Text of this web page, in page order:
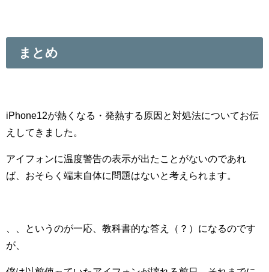
まとめ
iPhone12が熱くなる・発熱する原因と対処法についてお伝
えしてきました。
アイフォンに温度警告の表示が出たことがないのであれ
ば、おそらく端末自体に問題はないと考えられます。
、、というのが一応、教科書的な答え（？）になるのです
が、